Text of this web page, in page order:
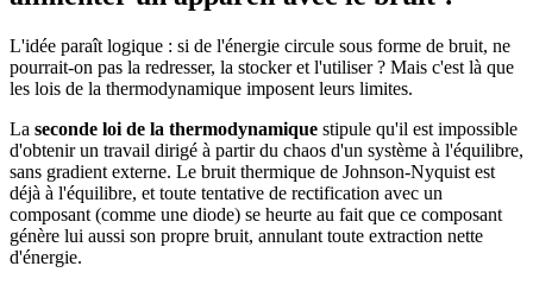
L'idée paraît logique : si de l'énergie circule sous forme de bruit, ne
pourrait-on pas la redresser, la stocker et l'utiliser ? Mais c'est là que
les lois de la thermodynamique imposent leurs limites.
La seconde loi de la thermodynamique stipule qu'il est impossible
d'obtenir un travail dirigé à partir du chaos d'un système à l'équilibre,
sans gradient externe. Le bruit thermique de Johnson-Nyquist est
déjà à l'équilibre, et toute tentative de rectification avec un
composant (comme une diode) se heurte au fait que ce composant
génère lui aussi son propre bruit, annulant toute extraction nette
d'énergie.